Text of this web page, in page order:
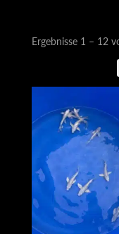
Ergebnisse 1 – 12